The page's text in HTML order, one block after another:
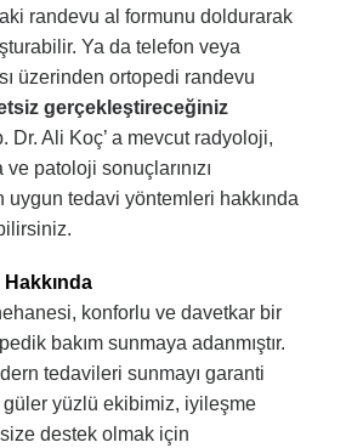
randevu al formunu doldurarak
Ya da telefon veya
üzerinden ortopedi randevu
gerçekleştireceğiniz
Dr. Ali Koç’ a mevcut radyoloji,
patoloji sonuçlarınızı
uygun tedavi yöntemleri hakkında
konforlu ve davetkar bir
bakım sunmaya adanmıştır.
tedavileri sunmayı garanti
yüzlü ekibimiz, iyileşme
destek olmak için